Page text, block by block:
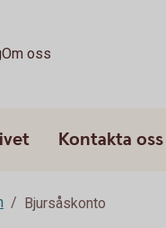
Om oss
Kontakta oss
Bjursåskonto